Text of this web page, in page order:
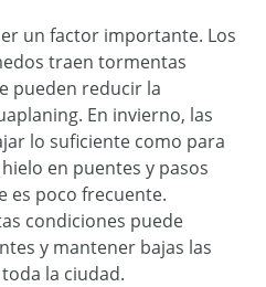
un factor importante. Los
traen tormentas
pueden reducir la
En invierno, las
lo suficiente como para
en puentes y pasos
es poco frecuente.
condiciones puede
y mantener bajas las
la ciudad.